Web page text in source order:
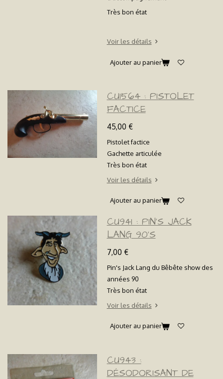
Très bon état
Voir les détails
Ajouter au panier
CU1564 : PISTOLET
FACTICE
45,00 €
Pistolet factice
Gachette articulée
Très bon état
Voir les détails
Ajouter au panier
CU941 : PIN'S JACK
LANG 90'S
7,00 €
Pin's Jack Lang du Bêbête show des
années 90
Très bon état
Voir les détails
Ajouter au panier
CU943 :
DÉSODORISANT DE